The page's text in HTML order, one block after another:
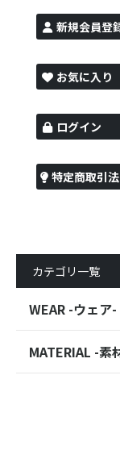
新規会員登
お気に入り
ログイン
特定商取引法
カテゴリ一覧
WEAR -ウェア-
MATERIAL -素